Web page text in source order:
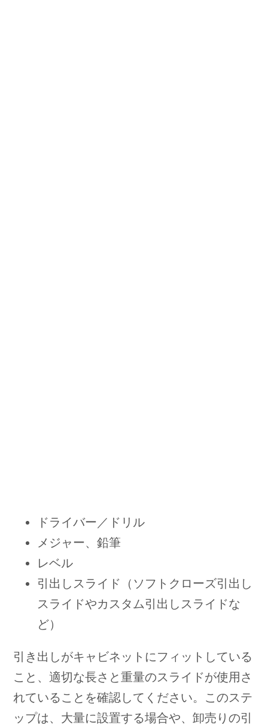
ドライバー／ドリル
メジャー、鉛筆
レベル
引出しスライド（ソフトクローズ引出し
スライドやカスタム引出しスライドな
ど）
引き出しがキャビネットにフィットしている
こと、適切な長さと重量のスライドが使用さ
れていることを確認してください。このステ
ップは、大量に設置する場合や、卸売りの引